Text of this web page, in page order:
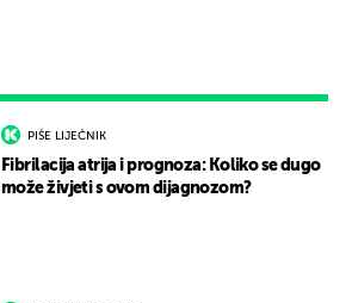
PIŠE LIJEČNIK
Fibrilacija atrija i prognoza: Koliko se dugo
može živjeti s ovom dijagnozom?